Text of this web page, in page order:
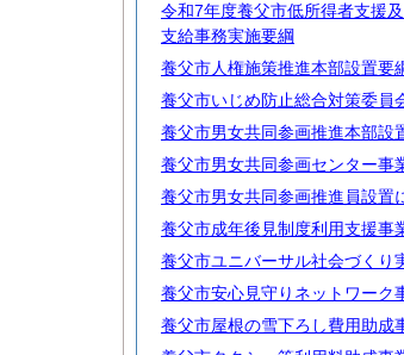
令和7年度養父市低所得者支援
支給事務実施要綱
養父市人権施策推進本部設置要
養父市いじめ防止総合対策委員
養父市男女共同参画推進本部設
養父市男女共同参画センター事
養父市男女共同参画推進員設置
養父市成年後見制度利用支援事
養父市ユニバーサル社会づくり
養父市安心見守りネットワーク
養父市屋根の雪下ろし費用助成